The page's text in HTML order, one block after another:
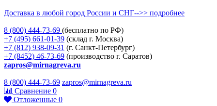
Доставка в любой город России и СНГ-->> подробнее
8 (800) 444-73-69 (бесплатно по РФ)
+7 (495) 661-01-39 (склад г. Москва)
+7 (812) 938-09-31 (г. Санкт-Петербург)
+7 (8452) 46-73-69 (производство г. Саратов)
zapros@mirnagreva.ru
8 (800) 444-73-69 zapros@mirnagreva.ru
Сравнение 0
Отложенные 0